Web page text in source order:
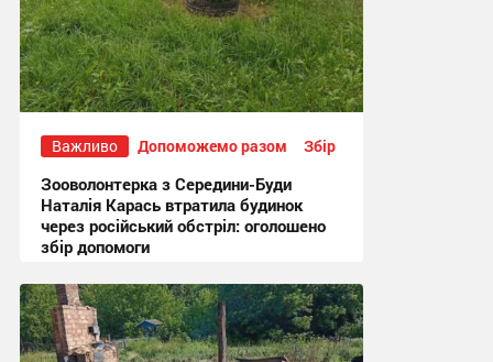
Важливо Допоможемо разом Збір
Зооволонтерка з Середини-Буди
Наталія Карась втратила будинок
через російський обстріл: оголошено
збір допомоги
13:51, 17.07.2026